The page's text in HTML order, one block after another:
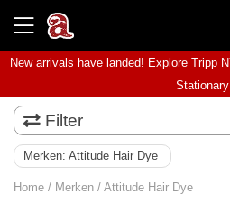
New arrivals have landed! Explore Tripp
Stationary
Filter
Merken: Attitude Hair Dye
Home / Merken / Attitude Hair Dye